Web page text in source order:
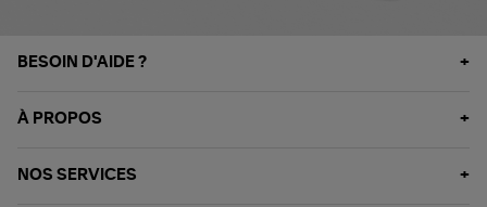
BESOIN D'AIDE ?
À PROPOS
NOS SERVICES